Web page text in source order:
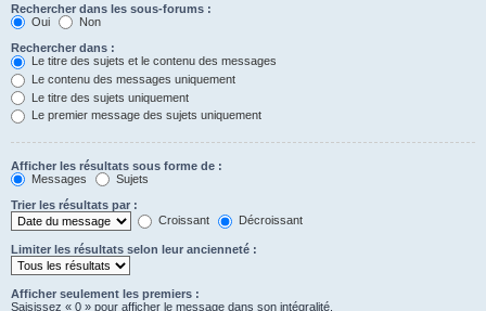
Rechercher dans les sous-forums :
Oui
Non
Rechercher dans :
Le titre des sujets et le contenu des messages
Le contenu des messages uniquement
Le titre des sujets uniquement
Le premier message des sujets uniquement
Afficher les résultats sous forme de :
Messages
Sujets
Trier les résultats par :
Croissant
Décroissant
Limiter les résultats selon leur ancienneté :
Afficher seulement les premiers :
Saisissez « 0 » pour afficher le message dans son intégralité.